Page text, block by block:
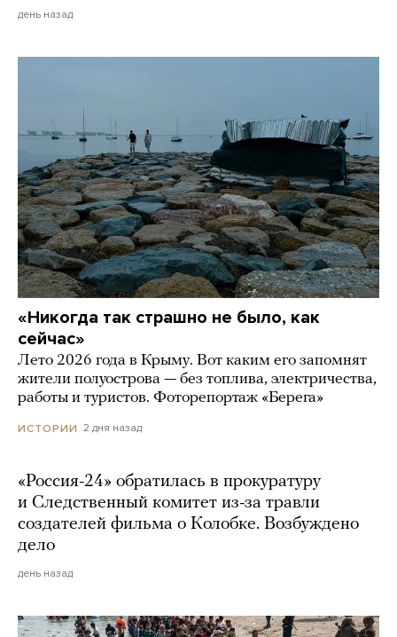
день назад
«Никогда так страшно не было, как
сейчас»
Лето 2026 года в Крыму. Вот каким его запомнят
жители полуострова — без топлива, электричества,
работы и туристов. Фоторепортаж «Берега»
ИСТОРИИ 2 дня назад
«Россия-24» обратилась в прокуратуру
и Следственный комитет из-за травли
создателей фильма о Колобке. Возбуждено
дело
день назад